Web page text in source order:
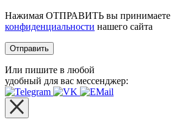
Нажимая ОТПРАВИТЬ вы принимаете
конфиденциальности нашего сайта
Или пишите в любой
удобный для вас мессенджер: